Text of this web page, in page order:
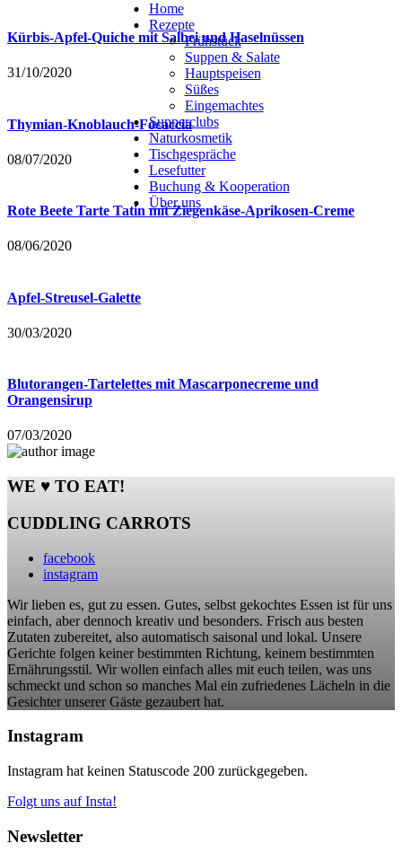
Home
Rezepte
Frühstück
Suppen & Salate
Hauptspeisen
Süßes
Eingemachtes
Supperclubs
Naturkosmetik
Tischgespräche
Lesefutter
Buchung & Kooperation
Über uns
Kürbis-Apfel-Quiche mit Salbei und Haselnüssen
31/10/2020
Thymian-Knoblauch-Focaccia
08/07/2020
Rote Beete Tarte Tatin mit Ziegenkäse-Aprikosen-Creme
08/06/2020
Apfel-Streusel-Galette
30/03/2020
Blutorangen-Tartelettes mit Mascarponecreme und
Orangensirup
07/03/2020
WE ♥ TO EAT!
CUDDLING CARROTS
facebook
instagram
Wir lieben es, gut zu essen. Gutes, selbst gekochtes Essen ist für uns
einfach, aber dennoch kreativ und besonders. Frisch aus besten
Zutaten zubereitet, also automatisch saisonal und lokal. Unsere
Gerichte folgen keiner bestimmten Richtung, keinem bestimmten
Ernährungsstil. Wir wollen einfach alles mit euch teilen, was uns
schmeckt und schon so manches Mal ein zufriedenes Lächeln in die
Gesichter unserer Gäste gezaubert hat.
Instagram
Instagram hat keinen Statuscode 200 zurückgegeben.
Folgt uns auf Insta!
Newsletter